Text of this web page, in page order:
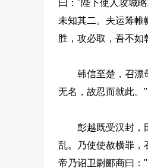
曰："陛下使人攻城
未知其二。夫运筹帷
胜，攻必取，吾不如
韩信至楚，召漂母
无名，故忍而就此。"
彭越既受汉封，田
乱。乃使使赦横罪，
帝乃诏卫尉郦商曰：